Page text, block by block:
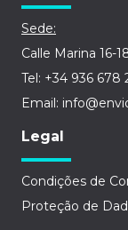
Sede:
Calle Marina 16-
Tel: +34 936 678
Email:
Legal
Condições de
Proteção de